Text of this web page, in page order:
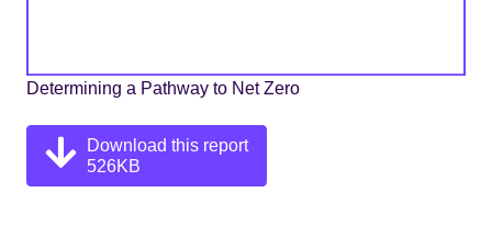
Determining a Pathway to Net Zero
Download this report
526KB